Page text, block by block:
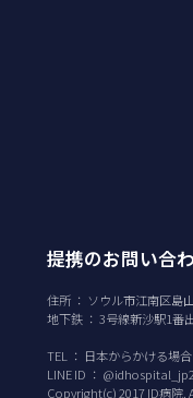
提携のお問い合
住所 ： ソウル市江南区島
地下鉄 ： 3号線新沙駅1番
TEL ： 日本からかける場
LINE ID ： @idhospital_jp2
Copyright(c) 2017 ID病院.